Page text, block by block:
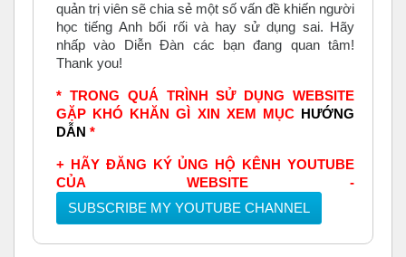
quản trị viên sẽ chia sẻ một số vấn đề khiến người
học tiếng Anh bối rối và hay sử dụng sai. Hãy
nhấp vào Diễn Đàn các bạn đang quan tâm!
Thank you!
* TRONG QUÁ TRÌNH SỬ DỤNG WEBSITE
GẶP KHÓ KHĂN GÌ XIN XEM MỤC HƯỚNG
DẪN *
+ HÃY ĐĂNG KÝ ỦNG HỘ KÊNH YOUTUBE
CỦA WEBSITE -
SUBSCRIBE MY YOUTUBE CHANNEL